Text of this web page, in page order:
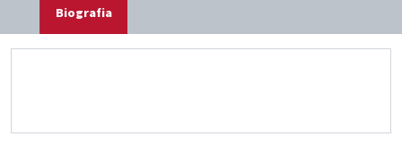
Biografia